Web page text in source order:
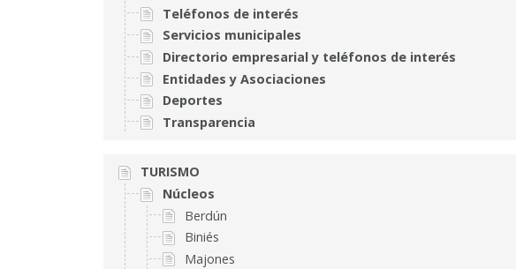
Teléfonos de interés
Servicios municipales
Directorio empresarial y teléfonos de interés
Entidades y Asociaciones
Deportes
Transparencia
TURISMO
Núcleos
Berdún
Biniés
Majones